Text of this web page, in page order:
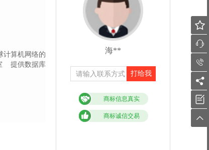
计算机网络的
提供数据库
海**
打给我
商标信息真实
商标诚信交易





